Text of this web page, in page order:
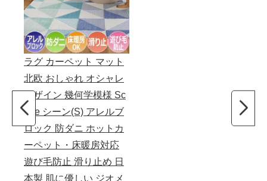
ラグ カーペット マット
北欧 おしゃれ オシャレ
デザイン 幾何学模様 Sc
ene シーン(S) アレルブ
ロック 防ダニ ホットカ
ーペット・床暖房対応
遊び毛防止 滑り止め 日
本製 肌に優しい ジオメ